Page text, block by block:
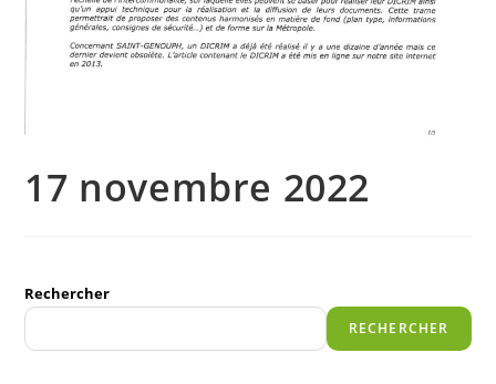
17 novembre 2022
Rechercher
RECHERCHER